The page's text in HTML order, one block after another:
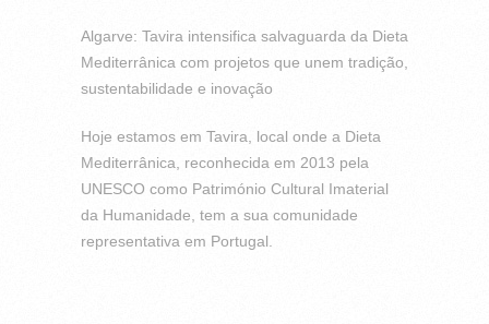
Algarve: Tavira intensifica salvaguarda da Dieta
Mediterrânica com projetos que unem tradição,
sustentabilidade e inovação
Hoje estamos em Tavira, local onde a Dieta
Mediterrânica, reconhecida em 2013 pela
UNESCO como Património Cultural Imaterial
da Humanidade, tem a sua comunidade
representativa em Portugal.